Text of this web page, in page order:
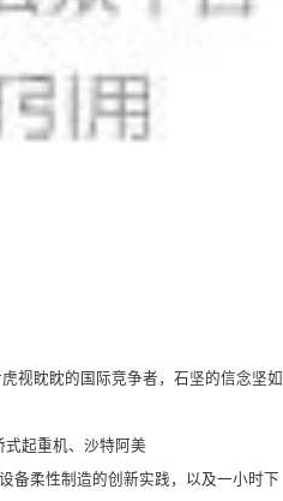
虎视眈眈的国际竞争者，石坚的信念坚如
式起重机、沙特阿美
备柔性制造的创新实践，以及一小时下